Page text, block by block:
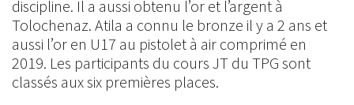
discipline. Il a aussi obtenu l’or et l’argent à
Tolochenaz. Atila a connu le bronze il y a 2 ans et
aussi l’or en U17 au pistolet à air comprimé en
2019. Les participants du cours JT du TPG sont
classés aux six premières places.